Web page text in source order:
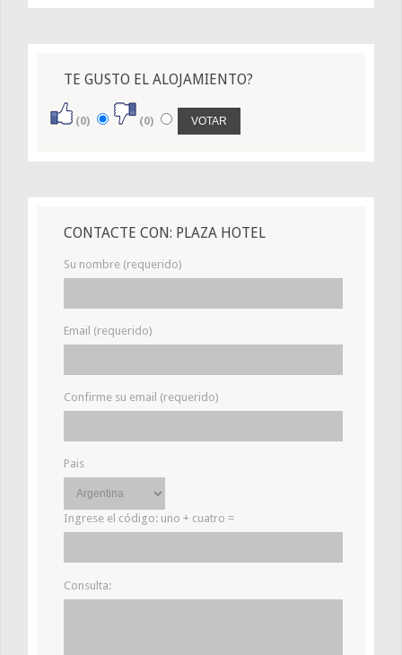
TE GUSTO EL ALOJAMIENTO?
(0) (0)
CONTACTE CON: PLAZA HOTEL
Su nombre (requerido)
Email (requerido)
Confirme su email (requerido)
Pais
Ingrese el código: uno + cuatro =
Consulta: